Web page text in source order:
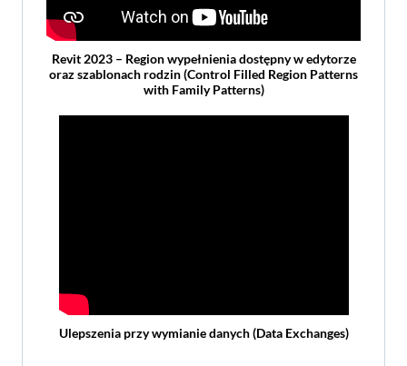
Revit 2023 – Region wypełnienia dostępny w edytorze
oraz szablonach rodzin (Control Filled Region Patterns
with Family Patterns)
Ulepszenia przy wymianie danych (Data Exchanges)